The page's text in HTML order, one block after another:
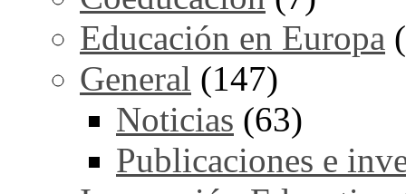
Educación en Europa
General (147)
Noticias (63)
Publicaciones e